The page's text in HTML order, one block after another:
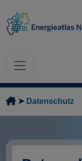
Datenschutz